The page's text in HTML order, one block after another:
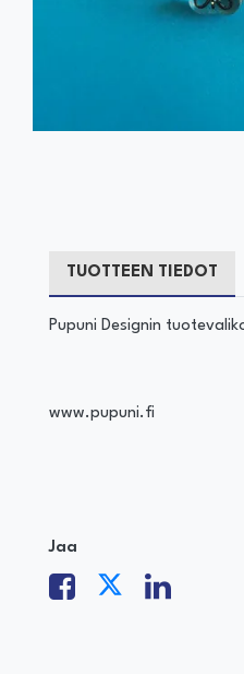
TUOTTEEN TIEDOT
Pupuni Designin
www.pupuni.fi
Jaa